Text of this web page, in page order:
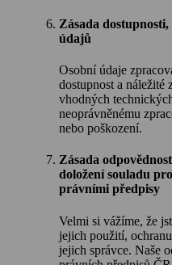
Zásada
údajů
Osobní údaje
dostupnost a náležité
vhodných
neoprávněnému
nebo poškození.
Zásada
doložení souladu
právními předpisy
Velmi si vážíme, že
jejich použití,
jejich správce. Naše